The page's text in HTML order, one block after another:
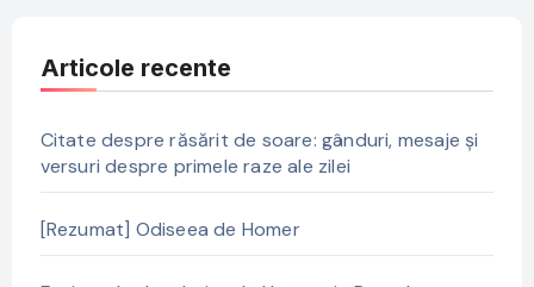
Articole recente
Citate despre răsărit de soare: gânduri, mesaje și
versuri despre primele raze ale zilei
[Rezumat] Odiseea de Homer